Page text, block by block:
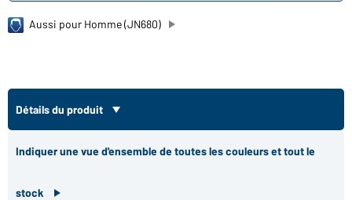
Aussi pour Homme (JN680)
Détails du produit
Indiquer une vue d'ensemble de toutes les couleurs et tout le
stock